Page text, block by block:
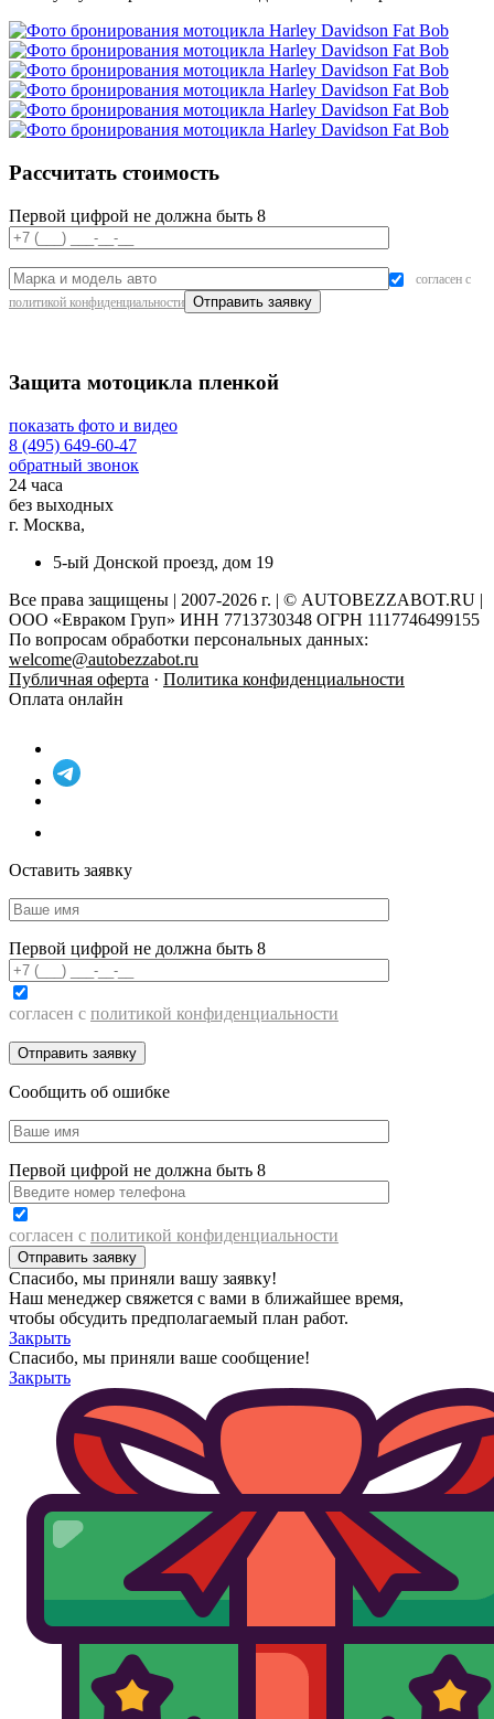
Рассчитать стоимость
Первой цифрой не должна быть 8
согласен с
политикой конфиденциальности
Защита мотоцикла пленкой
показать фото и видео
8 (495) 649-60-47
обратный звонок
24 часа
без выходных
г. Москва,
5-ый Донской проезд, дом 19
Все права защищены | 2007-2026 г. | © AUTOBEZZABOT.RU |
ООО «Евраком Груп» ИНН 7713730348 ОГРН 1117746499155
По вопросам обработки персональных данных:
welcome@autobezzabot.ru
Публичная оферта · Политика конфиденциальности
Оплата онлайн
Оставить заявку
Первой цифрой не должна быть 8
согласен с политикой конфиденциальности
Сообщить об ошибке
Первой цифрой не должна быть 8
согласен с политикой конфиденциальности
Спасибо, мы приняли вашу заявку!
Наш менеджер свяжется с вами в ближайшее время,
чтобы обсудить предполагаемый план работ.
Закрыть
Спасибо, мы приняли ваше сообщение!
Закрыть